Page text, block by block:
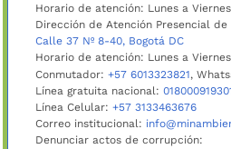
Horario de atención: Lunes a
Dirección de Atención Presencial
Calle 37 Nº 8-40, Bogotá DC
Horario de atención: Lunes a
Conmutador: +57 6013323821,
Línea gratuita nacional:
Línea Celular: +57 3133463676
Correo institucional:
Denunciar actos de corrupción: